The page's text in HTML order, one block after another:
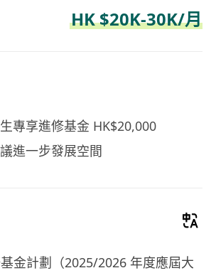
HK $20K-30K/月
專享進修基金 HK$20,000
進一步發展空間
金計劃（2025/2026 年度應屆大